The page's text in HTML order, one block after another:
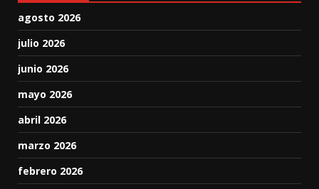
agosto 2026
julio 2026
junio 2026
mayo 2026
abril 2026
marzo 2026
febrero 2026